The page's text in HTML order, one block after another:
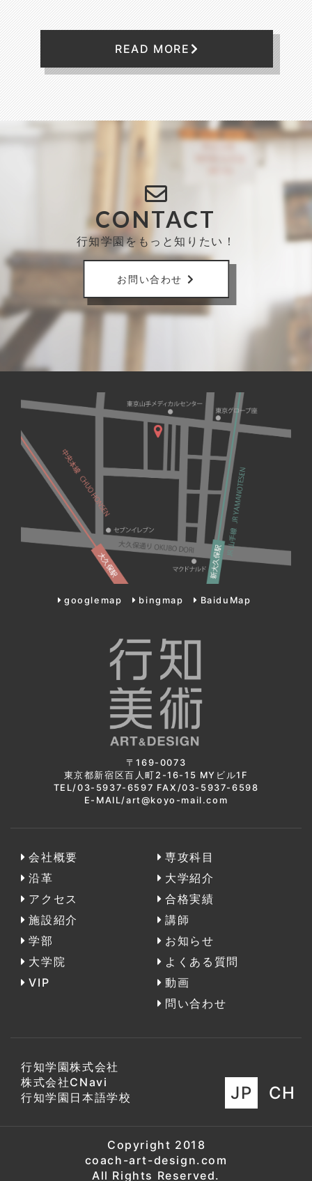
READ MORE
CONTACT
行知学園をもっと知りたい！
お問い合わせ
googlemap bingmap BaiduMap
〒169-0073
東京都新宿区百人町2-16-15 MYビル1F
TEL/03-5937-6597 FAX/03-5937-6598
E-MAIL/art@koyo-mail.com
会社概要
沿革
アクセス
施設紹介
学部
大学院
VIP
専攻科目
大学紹介
合格実績
講師
お知らせ
よくある質問
動画
問い合わせ
行知学園株式会社
株式会社CNavi
行知学園日本語学校
JP CH
Copyright 2018
coach-art-design.com
All Rights Reserved.